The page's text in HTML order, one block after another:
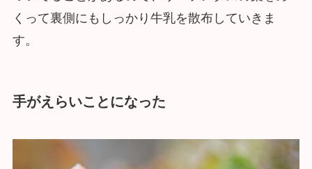
くって裏側にもしっかり牛乳を散布していきま
す。
手がえらいことになった